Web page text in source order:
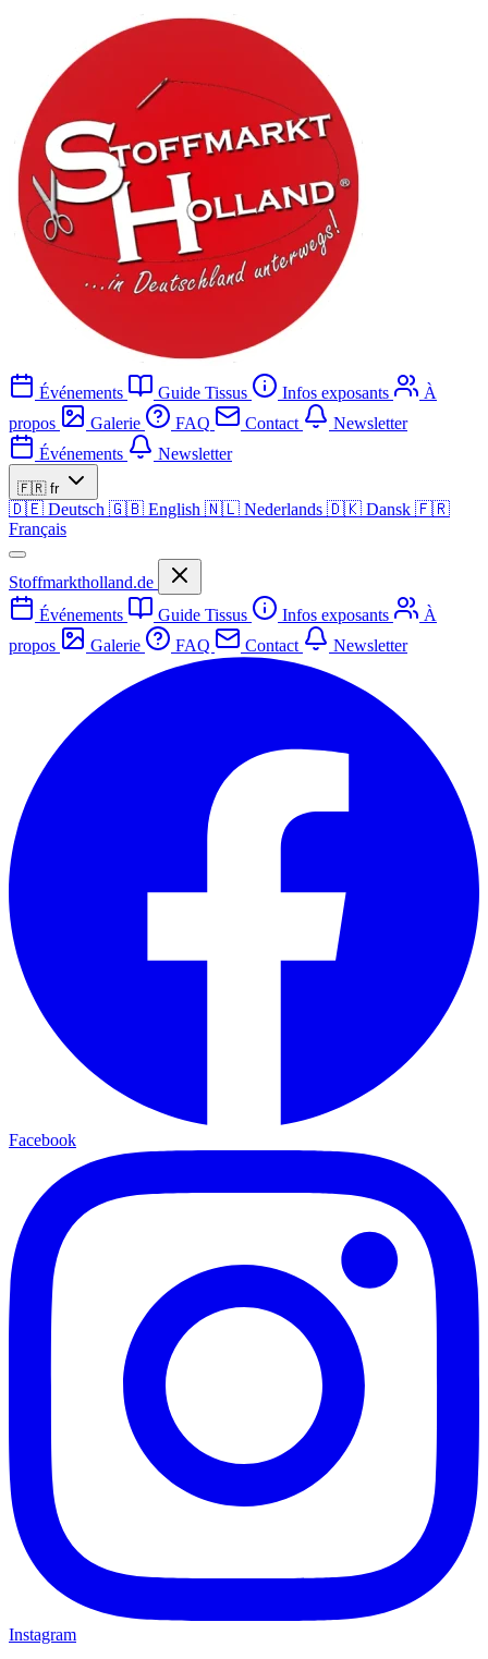
Événements Guide Tissus Infos exposants
À
propos
Galerie FAQ Contact
Newsletter
Événements
Newsletter
🇫🇷 fr
🇩🇪 Deutsch 🇬🇧 English 🇳🇱 Nederlands 🇩🇰 Dansk 🇫🇷
Français
Stoffmarktholland.de
Événements
Guide Tissus Infos exposants
À
propos
Galerie FAQ Contact Newsletter
Facebook
Instagram